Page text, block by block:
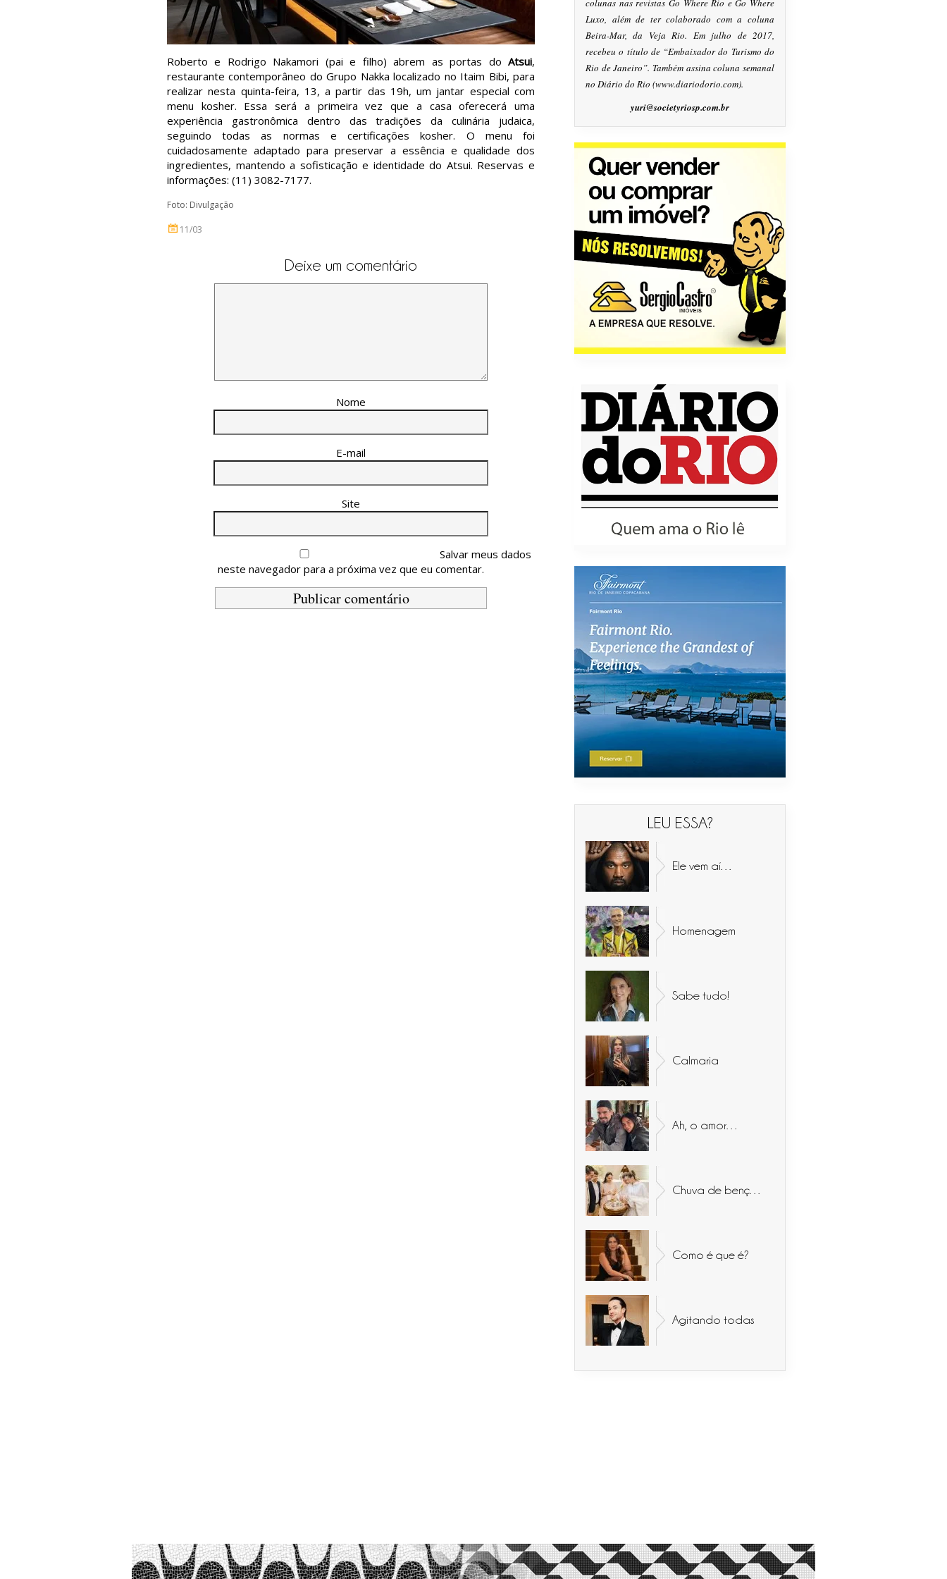
Roberto e Rodrigo Nakamori (pai e filho) abrem as portas do Atsui,
restaurante contemporâneo do Grupo Nakka localizado no Itaim Bibi, para
realizar nesta quinta-feira, 13, a partir das 19h, um jantar especial com
menu kosher. Essa será a primeira vez que a casa oferecerá uma
experiência gastronômica dentro das tradições da culinária judaica,
seguindo todas as normas e certificações kosher. O menu foi
cuidadosamente adaptado para preservar a essência e qualidade dos
ingredientes, mantendo a sofisticação e identidade do Atsui. Reservas e
informações: (11) 3082-7177.
Foto: Divulgação
11/03
Deixe um comentário
Nome
E-mail
Site
Salvar meus dados
neste navegador para a próxima vez que eu comentar.
colunas nas revistas Go Where Rio e Go Where
Luxo, além de ter colaborado com a coluna
Beira-Mar, da Veja Rio. Em julho de 2017,
recebeu o título de “Embaixador do Turismo do
Rio de Janeiro”. Também assina coluna semanal
no Diário do Rio (www.diariodorio.com).
yuri@societyriosp.com.br
LEU ESSA?
Ele vem aí…
Homenagem
Sabe tudo!
Calmaria
Ah, o amor…
Como é que é?
Agitando todas